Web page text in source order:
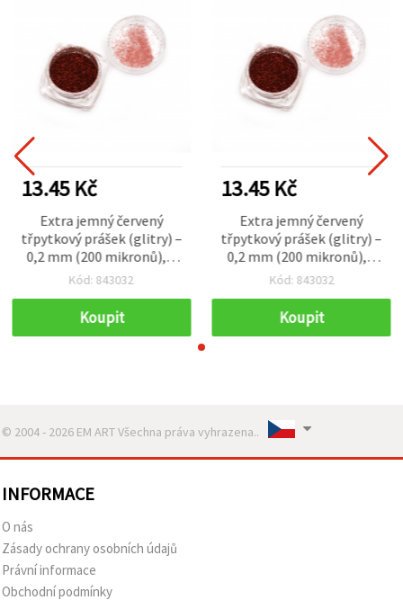
13.45 Kč
Extra jemný červený
třpytkový prášek (glitry) –
0,2 mm (200 mikronů), 3
ml (~3 g)
Kód: 843032
Koupit
13.45 Kč
Extra jemný červený
třpytkový prášek (glitry) –
0,2 mm (200 mikronů), 3
ml (~3 g)
Kód: 843032
Koupit
© 2004 - 2026 EM ART Všechna práva vyhrazena..
INFORMACE
O nás
Zásady ochrany osobních údajů
Právní informace
Obchodní podmínky